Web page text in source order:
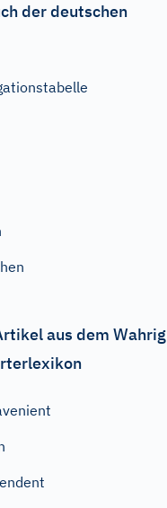
der deutschen
aus dem Wahrig